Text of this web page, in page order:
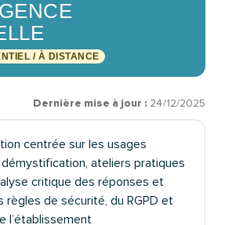
/ À DISTANCE
Dernière mise à jour : 24/12/2025
centrée sur les usages
démystification, ateliers pratiques
critique des réponses et
règles de sécurité, du RGPD et
l’établissement